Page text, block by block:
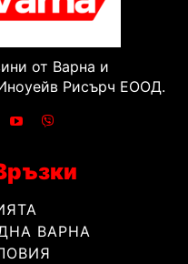
от Варна и
Рисърч ЕООД.
ВАРНА